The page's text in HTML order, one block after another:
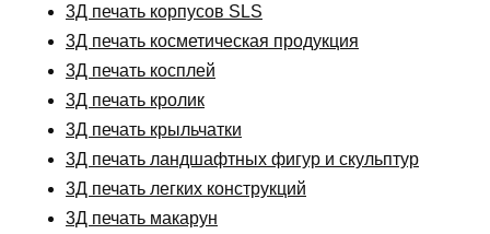
3Д печать корпусов SLS
3Д печать косметическая продукция
3Д печать косплей
3Д печать кролик
3Д печать крыльчатки
3Д печать ландшафтных фигур и скульптур
3Д печать легких конструкций
3Д печать макарун